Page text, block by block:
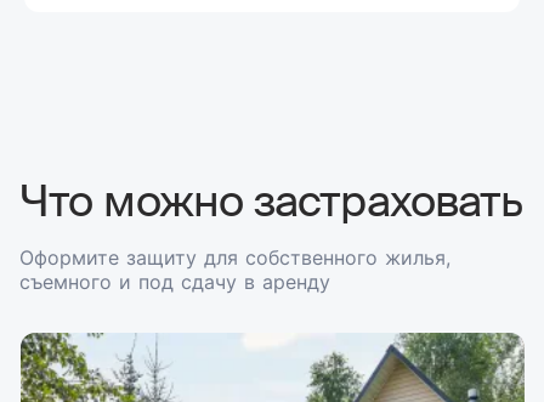
Что можно застраховать
Оформите защиту для собственного жилья,
съемного и под сдачу в аренду